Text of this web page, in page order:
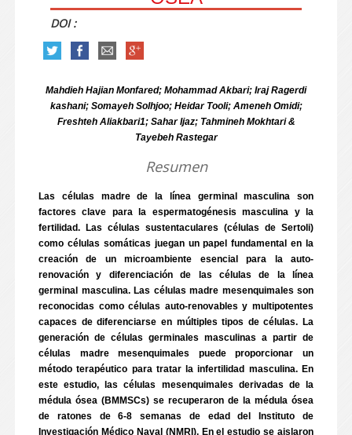
DOI :
Mahdieh Hajian Monfared; Mohammad Akbari; Iraj Ragerdi
kashani; Somayeh Solhjoo; Heidar Tooli; Ameneh Omidi;
Freshteh Aliakbari1; Sahar Ijaz; Tahmineh Mokhtari &
Tayebeh Rastegar
Resumen
Las células madre de la línea germinal masculina son
factores clave para la espermatogénesis masculina y la
fertilidad. Las células sustentaculares (células de Sertoli)
como células somáticas juegan un papel fundamental en la
creación de un microambiente esencial para la auto-
renovación y diferenciación de las células de la línea
germinal masculina. Las células madre mesenquimales son
reconocidas como células auto-renovables y multipotentes
capaces de diferenciarse en múltiples tipos de células. La
generación de células germinales masculinas a partir de
células madre mesenquimales puede proporcionar un
método terapéutico para tratar la infertilidad masculina. En
este estudio, las células mesenquimales derivadas de la
médula ósea (BMMSCs) se recuperaron de la médula ósea
de ratones de 6-8 semanas de edad del Instituto de
Investigación Médico Naval (NMRI). En el estudio se aislaron